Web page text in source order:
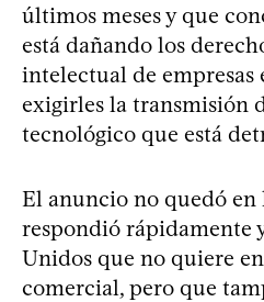
últimos meses y que
está dañando los
intelectual de empresas
exigirles la transmisión
tecnológico que está
El anuncio no quedó en
respondió rápidamente
Unidos que no quiere
comercial, pero que